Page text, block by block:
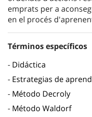
emprats per a
en el procés
Términos específicos
Didáctica
Estrategias de
Método Decroly
Método Waldorf